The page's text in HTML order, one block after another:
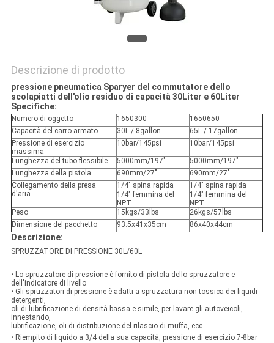
Descrizione di prodotto
pressione pneumatica Sparyer del commutatore dello
scolapiatti dell'olio residuo di capacità 30Liter e 60Liter
Specifiche:
Numero di oggetto 1650300
1650650
Capacità del carro armato
30L / 8gallon
65L / 17gallon
Pressione di esercizio
massima
10bar/145psi 10bar/145psi
Lunghezza del tubo flessibile 5000mm/197"
5000mm/197"
Lunghezza della pistola
690mm/27"
690mm/27"
Collegamento della presa
d'aria
1/4" spina rapida
1/4" spina rapida
1/4" femmina del
NPT
1/4" femmina del
NPT
Peso
15kgs/33lbs
26kgs/57lbs
Dimensione del pacchetto
93.5x41x35cm 86x40x44cm
Descrizione:
SPRUZZATORE DI PRESSIONE 30L/60L
• Lo spruzzatore di pressione è fornito di pistola dello spruzzatore e
dell'indicatore di livello
• Gli spruzzatori di pressione è adatti a spruzzatura non tossica dei liquidi
detergenti,
oli di lubrificazione di densità bassa e simile, per lavare gli autoveicoli,
innestando,
lubrificazione, oli di distribuzione del rilascio di muffa, ecc
• Riempito di liquido a 3/4 della sua capacità, pressione di esercizio 7-8bar